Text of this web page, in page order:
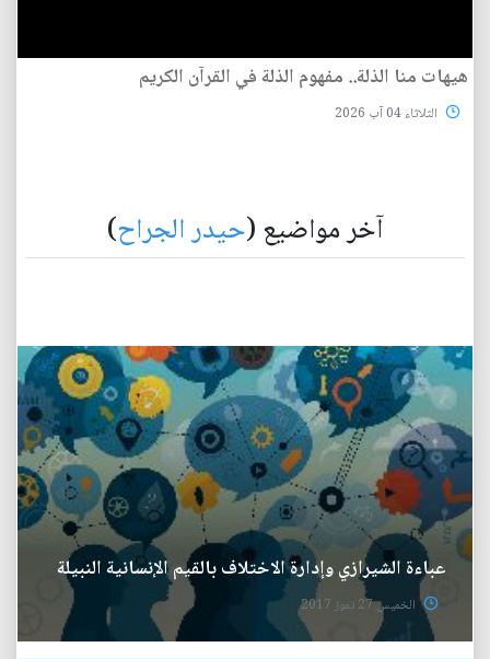
هيهات منا الذلة.. مفهوم الذلة في القرآن الكريم
الثلاثاء 04 آب 2026
آخر مواضيع (حيدر الجراح)
عباءة الشيرازي وإدارة الاختلاف بالقيم الإنسانية النبيلة
الخميس 27 تموز 2017